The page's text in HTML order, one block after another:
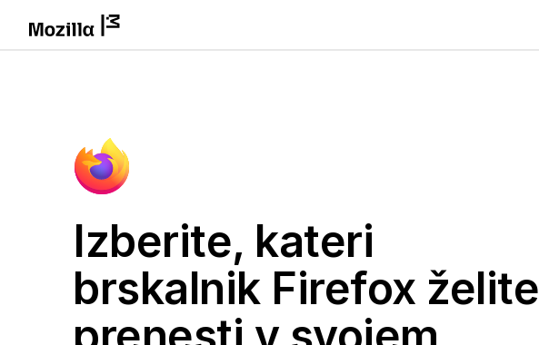
Izberite, kateri
brskalnik Firefox želite